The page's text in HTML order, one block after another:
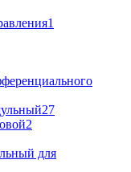
1
27
2
для